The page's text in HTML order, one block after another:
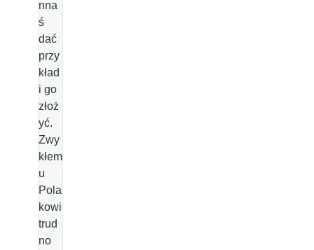
nna
ś
dać
przy
kład
i go
złoż
yć.
Zwy
kłem
u
Pola
kowi
trud
no